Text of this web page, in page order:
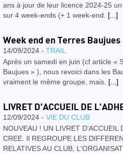
ans à jour de leur licence 2024-25
sur 4 week-ends (+ 1 week-end. [...]
Week end en Terres
14/09/2024 - TRAIL
Après un samedi en juin (cf article «
Baujues » ), nous revoici dans les
vraiment le même groupe, mais. [...]
LIVRET D'ACCUEIL DE
12/09/2024 - VIE DU CLUB
NOUVEAU ! UN LIVRET D'ACCUEIL
CREE. Il REGROUPE LES
RELATIVES AU CLUB,